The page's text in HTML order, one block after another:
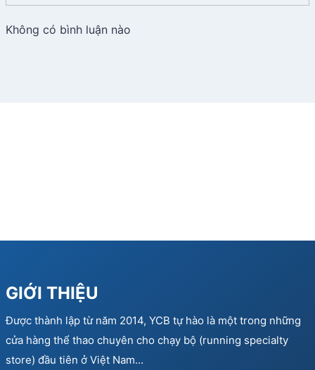
Không có bình luận nào
GIỚI THIỆU
Được thành lập từ năm 2014, YCB tự hào là một trong những
cửa hàng thể thao chuyên cho chạy bộ (running specialty
store) đầu tiên ở Việt Nam…